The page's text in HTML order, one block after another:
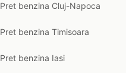
Pret benzina Cluj-Napoca
Pret benzina Timisoara
Pret benzina Iasi